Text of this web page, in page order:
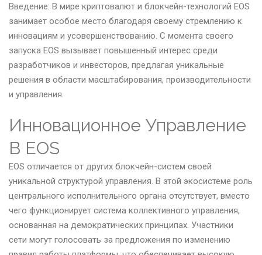
Введение: В мире криптовалют и блокчейн-технологий EOS
занимает особое место благодаря своему стремлению к
инновациям и усовершенствованию. С момента своего
запуска EOS вызывает повышенный интерес среди
разработчиков и инвесторов, предлагая уникальные
решения в области масштабирования, производительности
и управления.
Инновационное Управление
В EOS
EOS отличается от других блокчейн-систем своей
уникальной структурой управления. В этой экосистеме роль
центрального исполнительного органа отсутствует, вместо
чего функционирует система коллективного управления,
основанная на демократических принципах. Участники
сети могут голосовать за предложения по изменению